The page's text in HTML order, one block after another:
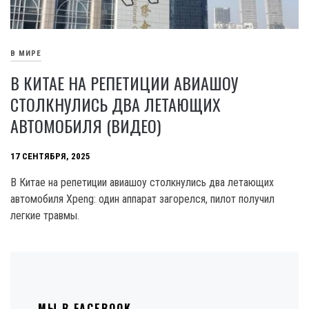
В МИРЕ
В КИТАЕ НА РЕПЕТИЦИИ АВИАШОУ
СТОЛКНУЛИСЬ ДВА ЛЕТАЮЩИХ
АВТОМОБИЛЯ (ВИДЕО)
17 СЕНТЯБРЯ, 2025
В Китае на репетиции авиашоу столкнулись два летающих
автомобиля Xpeng: один аппарат загорелся, пилот получил
легкие травмы.